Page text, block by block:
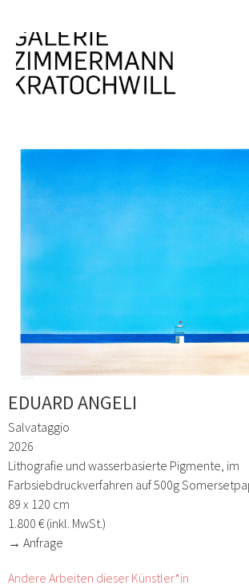
EDUARD ANGELI
Salvataggio
2026
Lithografie und wasserbasierte Pigmente, im
Farbsiebdruckverfahren auf 500g
89 x 120 cm
1.800 € (inkl. MwSt.)
→ Anfrage
Andere Arbeiten dieser Künstler*in